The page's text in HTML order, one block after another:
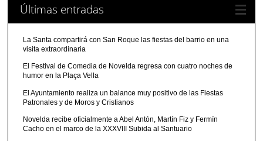
Últimas entradas
La Santa compartirá con San Roque las fiestas del barrio en una
visita extraordinaria
El Festival de Comedia de Novelda regresa con cuatro noches de
humor en la Plaça Vella
El Ayuntamiento realiza un balance muy positivo de las Fiestas
Patronales y de Moros y Cristianos
Novelda recibe oficialmente a Abel Antón, Martín Fiz y Fermín
Cacho en el marco de la XXXVIII Subida al Santuario